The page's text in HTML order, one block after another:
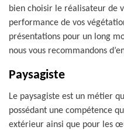
bien choisir le réalisateur de
performance de vos
présentations pour un long
nous vous recommandons
Paysagiste
Le paysagiste est un métier
possédant une compétence
extérieur ainsi que pour les